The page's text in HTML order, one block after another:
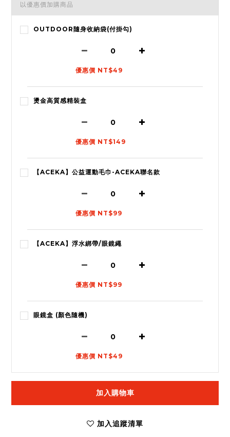
以優惠價加購商品
OUTDOOR隨身收納袋(付掛勾)
優惠價 NT$49
燙金高質感精裝盒
優惠價 NT$149
【ACEKA】公益運動毛巾-ACEKA聯名款
優惠價 NT$99
【ACEKA】浮水綁帶/眼鏡繩
優惠價 NT$99
眼鏡盒 (顏色隨機)
優惠價 NT$49
加入購物車
加入追蹤清單